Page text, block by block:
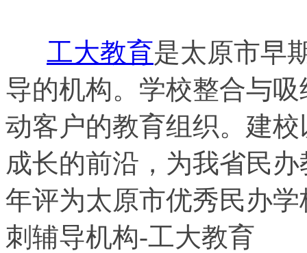
工大教育是太原市早
导的机构。学校整合与
动客户的教育组织。建
成长的前沿，为我省民
年评为太原市优秀民办
刺辅导机构-工大教育